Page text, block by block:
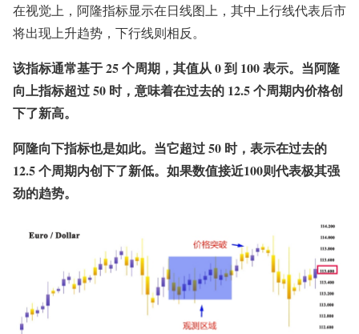
在视觉上，阿隆指标显示在日线图上，其中上行线代表后市
将出现上升趋势，下行线则相反。
该指标通常基于 25 个周期，其值从 0 到 100 表示。当阿隆
向上指标超过 50 时，意味着在过去的 12.5 个周期内价格创
下了新高。
阿隆向下指标也是如此。当它超过 50 时，表示在过去的
12.5 个周期内创下了新低。如果数值接近100则代表极其强
劲的趋势。